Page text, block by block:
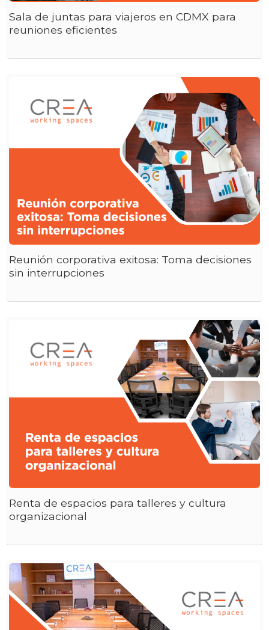
Sala de juntas para viajeros en CDMX para
reuniones eficientes
Reunión corporativa exitosa: Toma decisiones
sin interrupciones
Renta de espacios para talleres y cultura
organizacional